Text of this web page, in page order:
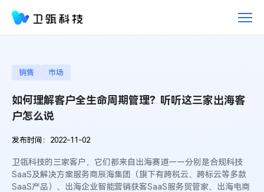
理
理？
销售 市场
如何理解客户全生命周期管理？听听这三家出海客
户怎么说
发布时间：2022-11-02
卫瓴科技的三家客户，它们都来自出海赛道——分别是合规科技
SaaS及解决方案服务商辰海集团（旗下有跨税云、跨标云等多款
SaaS产品）、出海企业智能营销获客SaaS服务贸管家、出海电商